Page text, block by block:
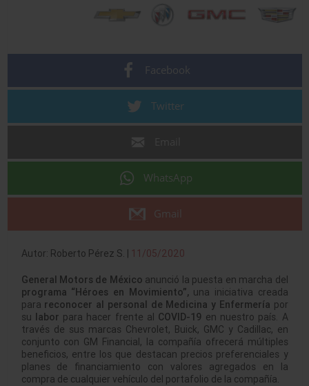
Facebook
Twitter
WhatsApp
Gmail
Autor: Roberto Pérez S. | 11/05/2020
General Motors de México anunció la puesta en marcha del
programa “Héroes en Movimiento”, una iniciativa creada
para reconocer al personal de Medicina y Enfermería por
su labor para hacer frente al COVID-19 en nuestro país. A
través de sus marcas Chevrolet, Buick, GMC y Cadillac, en
conjunto con GM Financial, la compañía ofrecerá múltiples
beneficios, entre los que destacan precios preferenciales y
planes de financiamiento con valores agregados en la
compra de cualquier vehículo del portafolio de la compañía.